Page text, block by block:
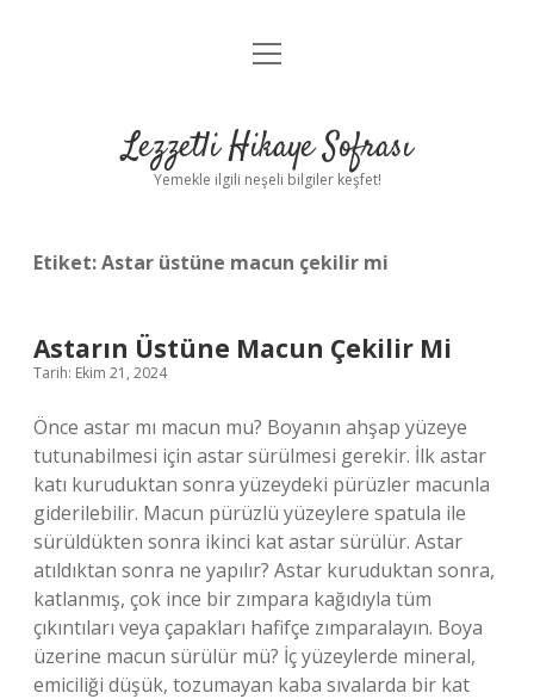
Anasayfa
Yasal Uyarı
menüyü
Lezzetli Hikaye Sofrası
Yemekle ilgili neşeli bilgiler keşfet!
Etiket:Astar üstüne macun çekilir mi
Astarın Üstüne Macun Çekilir Mi
Tarih: Ekim 21, 2024
Önce astar mı macun mu? Boyanın ahşap yüzeye
tutunabilmesi için astar sürülmesi gerekir. İlk astar
katı kuruduktan sonra yüzeydeki pürüzler macunla
giderilebilir. Macun pürüzlü yüzeylere spatula ile
sürüldükten sonra ikinci kat astar sürülür. Astar
atıldıktan sonra ne yapılır? Astar kuruduktan sonra,
katlanmış, çok ince bir zımpara kağıdıyla tüm
çıkıntıları veya çapakları hafifçe zımparalayın. Boya
üzerine macun sürülür mü? İç yüzeylerde mineral,
emiciliği düşük, tozumayan kaba sıvalarda bir kat